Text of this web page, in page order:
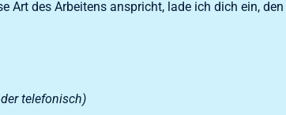
Art des Arbeitens anspricht, lade ich dich ein,
telefonisch)